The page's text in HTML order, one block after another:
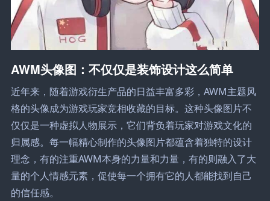
AWM头像图：不仅仅是装饰设计这么简单
近年来，随着游戏衍生产品的日益丰富多彩，AWM主题风
格的头像成为游戏玩家竞相收藏的目标。这种头像图片不
仅仅是一种虚拟人物展示，它们背负着玩家对游戏文化的
归属感。每一幅精心制作的头像图片都蕴含着独特的设计
理念，有的注重AWM本身的力量和力量，有的则融入了大
量的个人情感元素，促使每一个拥有它的人都能找到自己
的信任感。